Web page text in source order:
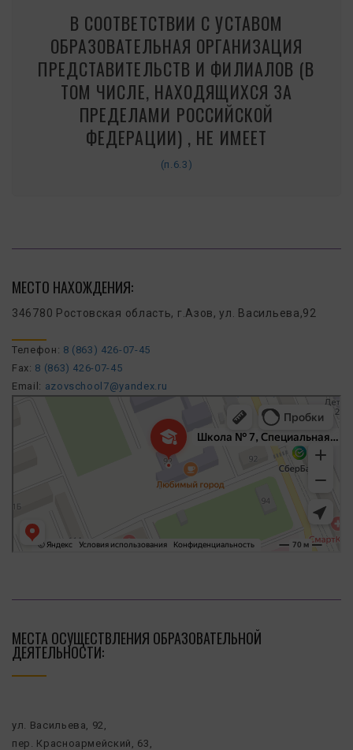
В СООТВЕТСТВИИ С УСТАВОМ
ОБРАЗОВАТЕЛЬНАЯ ОРГАНИЗАЦИЯ
ПРЕДСТАВИТЕЛЬСТВ И ФИЛИАЛОВ (В
ТОМ ЧИСЛЕ, НАХОДЯЩИХСЯ ЗА
ПРЕДЕЛАМИ РОССИЙСКОЙ
ФЕДЕРАЦИИ) , НЕ ИМЕЕТ
(п.6.3)
МЕСТО НАХОЖДЕНИЯ:
346780 Ростовская область, г.Азов, ул. Васильева,92
Телефон: 8 (863) 426-07-45
Fax: 8 (863) 426-07-45
Email: azovschool7@yandex.ru
МЕСТА ОСУЩЕСТВЛЕНИЯ ОБРАЗОВАТЕЛЬНОЙ
ДЕЯТЕЛЬНОСТИ:
ул. Васильева, 92,
пер. Красноармейский, 63,